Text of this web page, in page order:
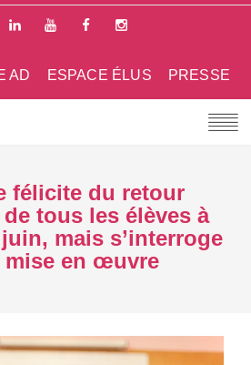
PRESSE
ESPACE ÉLUS
AD
félicite du retour
tous les élèves à
mais s’interroge
mise en œuvre